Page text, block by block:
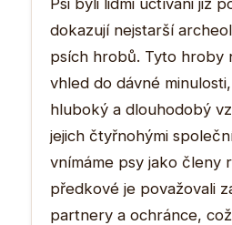
dokazují nejstarší
psích hrobů. Tyto hroby
vhled do dávné
hluboký a dlouhodobý
jejich čtyřnohými
vnímáme psy jako členy
předkové je považovali
partnery a ochránce,